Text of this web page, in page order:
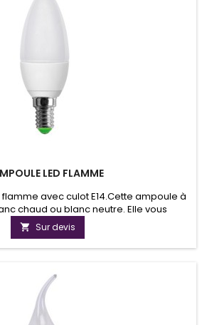
LED FLAMME
avec culot E14.Cette ampoule à
chaud ou blanc neutre. Elle vous
qualité de luminosité exceptionnelle.
 Sur devis